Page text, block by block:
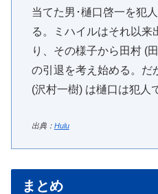
当てた男･樋口啓一を犯
る。ミハイルはそれ以来
り、その様子から田村 (
の引退を考え始める。だ
(沢村一樹) は樋口は犯人
出典： Hulu
まとめ